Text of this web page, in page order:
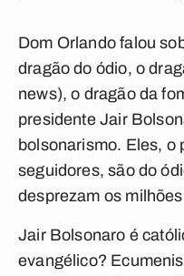
Dom Orlando falou
dragão do ódio, o
news), o dragão da
presidente Jair
bolsonarismo. Eles, o
seguidores, são do
desprezam os
Jair Bolsonaro é
evangélico?